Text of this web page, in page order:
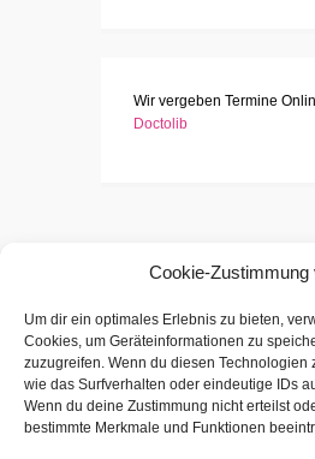
Cookie-Zustimmung
Um dir ein optimales Erlebnis zu bieten,
Cookies, um Geräteinformationen zu
zuzugreifen. Wenn du diesen Technologien
wie das Surfverhalten oder eindeutige IDs
Wenn du deine Zustimmung nicht erteilst
bestimmte Merkmale und Funktionen
Wir vergeben Termine
Doctolib